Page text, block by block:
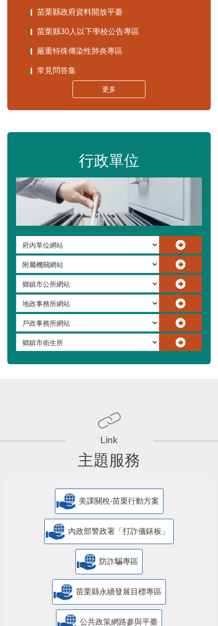
苗栗縣政府資料開放平臺
苗栗縣30人以下學校公告專區
嚴重特殊傳染性肺炎專區
常見問答集
更多
行政單位
主題服務
美課關稅-苗栗行動方案
內政部警政署「打詐儀錶板」
防詐騙專區
苗栗縣永續發展目標專區
公共政策網路參與平臺